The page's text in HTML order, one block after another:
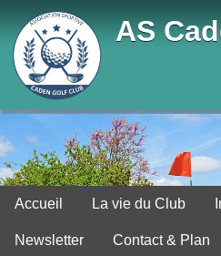
AS
Accueil La vie du Club
Newsletter Contact & Plan
Panneau de gestion des cookies